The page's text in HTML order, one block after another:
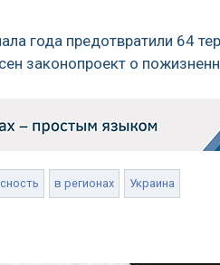
года предотвратили 64
законопроект о
в регионах Украина